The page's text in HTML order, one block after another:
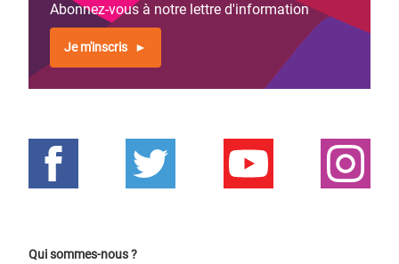
Abonnez-vous à notre lettre d'information
Je m'inscris
Qui sommes-nous ?